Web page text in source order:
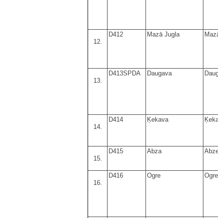
12.
D412 Mazā Jugla
13.
D413SPDA Daugava
14.
D414 Ķekava
15.
D415 Abza
16.
D416 Ogre